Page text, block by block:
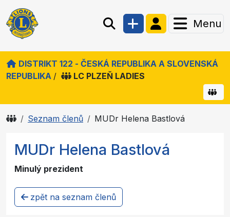
Menu
DISTRIKT 122 - ČESKÁ REPUBLIKA A SLOVENSKÁ
REPUBLIKA / LC PLZEŇ LADIES
Seznam členů MUDr Helena Bastlová
MUDr Helena Bastlová
Minulý prezident
zpět na seznam členů